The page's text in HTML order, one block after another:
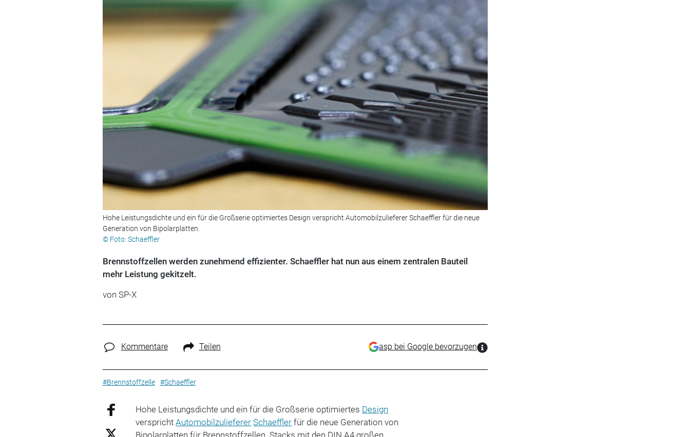
Hohe Leistungsdichte und ein für die Großserie optimiertes Design verspricht Automobilzulieferer Schaeffler für die neue
Generation von Bipolarplatten.
© Foto: Schaeffler
Brennstoffzellen werden zunehmend effizienter. Schaeffler hat nun aus einem zentralen Bauteil
mehr Leistung gekitzelt.
von SP-X
Kommentare Teilen asp bei Google bevorzugen
#Brennstoffzelle #Schaeffler
Hohe Leistungsdichte und ein für die Großserie optimiertes Design
versprichtAutomobilzulieferer Schaeffler für die neue Generation von
Bipolarplatten für Brennstoffzellen. Stacks mit den DIN A4 großen